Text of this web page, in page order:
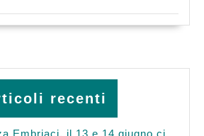
recenti
Embriaci, il 13 e 14 giugno ci